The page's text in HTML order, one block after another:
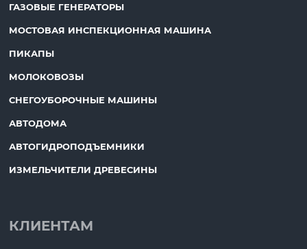
ГАЗОВЫЕ ГЕНЕРАТОРЫ
МОСТОВАЯ ИНСПЕКЦИОННАЯ МАШИНА
ПИКАПЫ
МОЛОКОВОЗЫ
СНЕГОУБОРОЧНЫЕ МАШИНЫ
АВТОДОМА
АВТОГИДРОПОДЪЕМНИКИ
ИЗМЕЛЬЧИТЕЛИ ДРЕВЕСИНЫ
КЛИЕНТАМ